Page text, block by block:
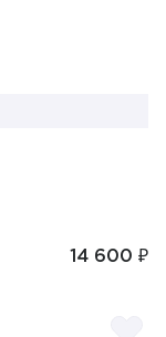
14 600 ₽